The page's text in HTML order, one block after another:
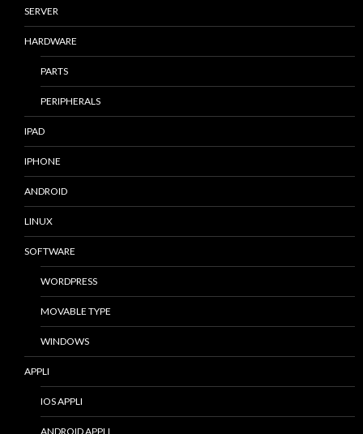
SERVER
HARDWARE
PARTS
PERIPHERALS
IPAD
IPHONE
ANDROID
LINUX
SOFTWARE
WORDPRESS
MOVABLE TYPE
WINDOWS
APPLI
IOS APPLI
ANDROID APPLI